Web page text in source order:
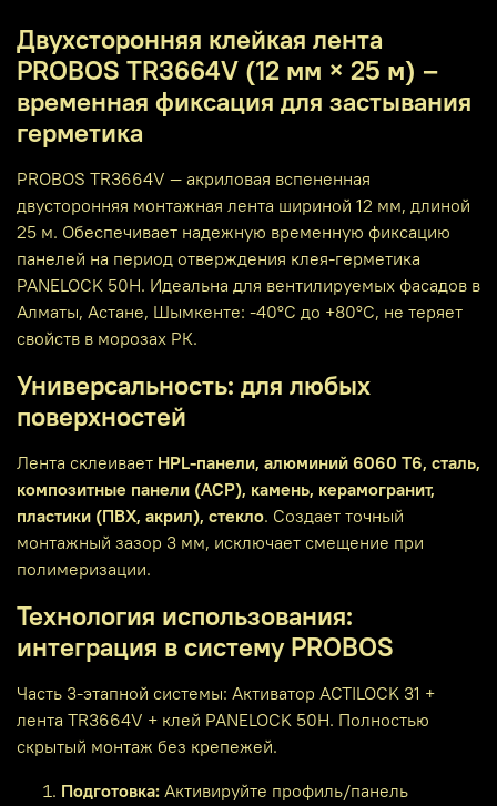
Двухсторонняя клейкая лента
PROBOS TR3664V (12 мм × 25 м) –
временная фиксация для застывания
герметика
PROBOS TR3664V — акриловая вспененная
двусторонняя монтажная лента шириной 12 мм, длиной
25 м. Обеспечивает надежную временную фиксацию
панелей на период отверждения клея-герметика
PANELOCK 50H. Идеальна для вентилируемых фасадов в
Алматы, Астане, Шымкенте: -40°C до +80°C, не теряет
свойств в морозах РК.
Универсальность: для любых
поверхностей
Лента склеивает HPL-панели, алюминий 6060 T6, сталь,
композитные панели (ACP), камень, керамогранит,
пластики (ПВХ, акрил), стекло. Создает точный
монтажный зазор 3 мм, исключает смещение при
полимеризации.
Технология использования:
интеграция в систему PROBOS
Часть 3-этапной системы: Активатор ACTILOCK 31 +
лента TR3664V + клей PANELOCK 50H. Полностью
скрытый монтаж без крепежей.
Подготовка: Активируйте профиль/панель